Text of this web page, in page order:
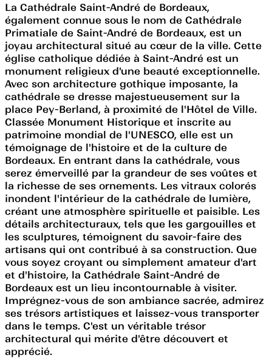
La Cathédrale Saint-André de Bordeaux,
également connue sous le nom de Cathédrale
Primatiale de Saint-André de Bordeaux, est un
joyau architectural situé au cœur de la ville. Cette
église catholique dédiée à Saint-André est un
monument religieux d'une beauté exceptionnelle.
Avec son architecture gothique imposante, la
cathédrale se dresse majestueusement sur la
place Pey-Berland, à proximité de l'Hôtel de Ville.
Classée Monument Historique et inscrite au
patrimoine mondial de l'UNESCO, elle est un
témoignage de l'histoire et de la culture de
Bordeaux. En entrant dans la cathédrale, vous
serez émerveillé par la grandeur de ses voûtes et
la richesse de ses ornements. Les vitraux colorés
inondent l'intérieur de la cathédrale de lumière,
créant une atmosphère spirituelle et paisible. Les
détails architecturaux, tels que les gargouilles et
les sculptures, témoignent du savoir-faire des
artisans qui ont contribué à sa construction. Que
vous soyez croyant ou simplement amateur d'art
et d'histoire, la Cathédrale Saint-André de
Bordeaux est un lieu incontournable à visiter.
Imprégnez-vous de son ambiance sacrée, admirez
ses trésors artistiques et laissez-vous transporter
dans le temps. C'est un véritable trésor
architectural qui mérite d'être découvert et
apprécié.